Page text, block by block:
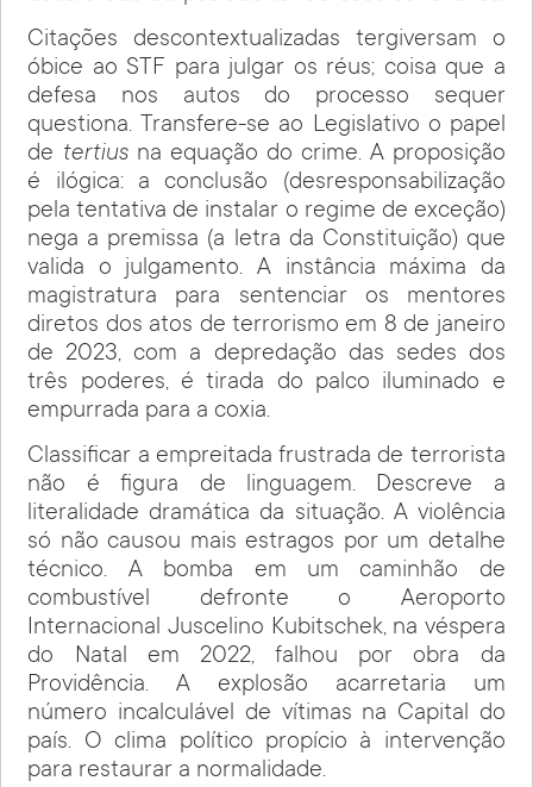
Citações descontextualizadas tergiversam o
óbice ao STF para julgar os réus; coisa que a
defesa nos autos do processo sequer
questiona. Transfere-se ao Legislativo o papel
de tertius na equação do crime. A proposição
é ilógica: a conclusão (desresponsabilização
pela tentativa de instalar o regime de exceção)
nega a premissa (a letra da Constituição) que
valida o julgamento. A instância máxima da
magistratura para sentenciar os mentores
diretos dos atos de terrorismo em 8 de janeiro
de 2023, com a depredação das sedes dos
três poderes, é tirada do palco iluminado e
empurrada para a coxia.
Classificar a empreitada frustrada de terrorista
não é figura de linguagem. Descreve a
literalidade dramática da situação. A violência
só não causou mais estragos por um detalhe
técnico. A bomba em um caminhão de
combustível defronte o Aeroporto
Internacional Juscelino Kubitschek, na véspera
do Natal em 2022, falhou por obra da
Providência. A explosão acarretaria um
número incalculável de vítimas na Capital do
país. O clima político propício à intervenção
para restaurar a normalidade.